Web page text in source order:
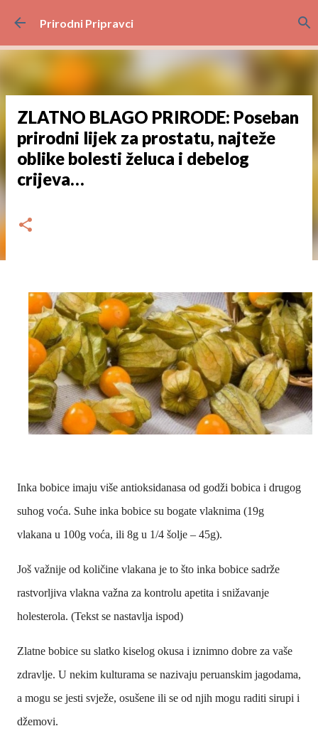
Preskoči na glavni sadržaj
Prirodni Pripravci
ZLATNO BLAGO PRIRODE: Poseban
prirodni lijek za prostatu, najteže
oblike bolesti želuca i debelog
crijeva…
Inka bobice imaju više antioksidanasa od godži bobica i drugog
suhog voća. Suhe inka bobice su bogate vlaknima (19g
vlakana u 100g voća, ili 8g u 1/4 šolje – 45g).
Još važnije od količine vlakana je to što inka bobice sadrže
rastvorljiva vlakna važna za kontrolu apetita i snižavanje
holesterola. (Tekst se nastavlja ispod)
Zlatne bobice su slatko kiselog okusa i iznimno dobre za vaše
zdravlje. U nekim kulturama se nazivaju peruanskim jagodama,
a mogu se jesti svježe, osušene ili se od njih mogu raditi sirupi i
džemovi.